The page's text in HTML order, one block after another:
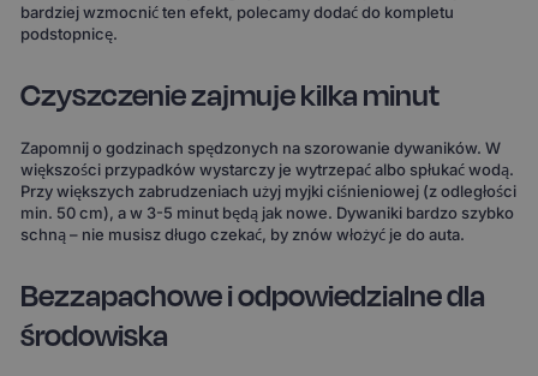
bardziej wzmocnić ten efekt, polecamy dodać do kompletu
podstopnicę.
Czyszczenie zajmuje kilka minut
Zapomnij o godzinach spędzonych na szorowanie dywaników. W
większości przypadków wystarczy je wytrzepać albo spłukać wodą.
Przy większych zabrudzeniach użyj myjki ciśnieniowej (z odległości
min. 50 cm), a w 3-5 minut będą jak nowe. Dywaniki bardzo szybko
schną – nie musisz długo czekać, by znów włożyć je do auta.
Bezzapachowe i odpowiedzialne dla
środowiska